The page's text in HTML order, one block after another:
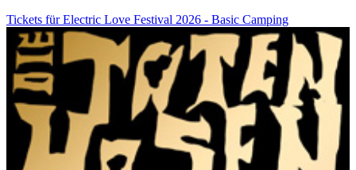
Tickets für Electric Love Festival 2026 - Basic Camping